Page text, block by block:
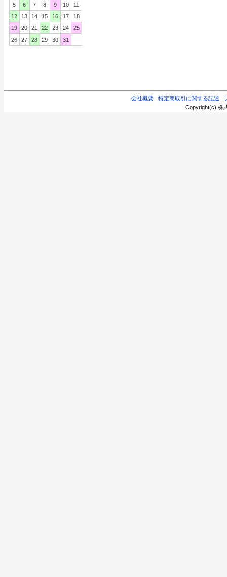
5 6 7 8 9 10
11
12
13 14 15 16 17
18
19
20 21 22 23 24
25
26
27 28 29 30 31
会社概要 特定商取引に関する記述
Copyright(c) 株